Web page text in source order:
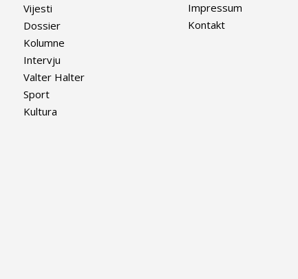
Vijesti
Dossier
Kolumne
Intervju
Valter Halter
Sport
Kultura
Impressum
Kontakt